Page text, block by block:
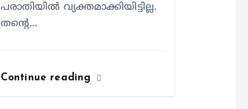
പരാതിയില്‍ വ്യക്തമാക്കിയിട്ടില്ല.
തന്റെ…
Continue reading